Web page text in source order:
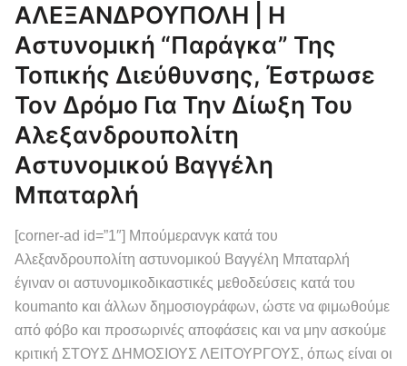
ΑΛΕΞΑΝΔΡΟΥΠΟΛΗ | Η
Αστυνομική “παράγκα” Της
Τοπικής Διεύθυνσης, Έστρωσε
Τον Δρόμο Για Την Δίωξη Του
Αλεξανδρουπολίτη
Αστυνομικού Βαγγέλη
Μπαταρλή
[corner-ad id=”1″] Μπούμερανγκ κατά του
Αλεξανδρουπολίτη αστυνομικού Βαγγέλη Μπαταρλή
έγιναν οι αστυνομικοδικαστικές μεθοδεύσεις κατά του
koumanto και άλλων δημοσιογράφων, ώστε να φιμωθούμε
από φόβο και προσωρινές αποφάσεις και να μην ασκούμε
κριτική ΣΤΟΥΣ ΔΗΜΟΣΙΟΥΣ ΛΕΙΤΟΥΡΓΟΥΣ, όπως είναι οι